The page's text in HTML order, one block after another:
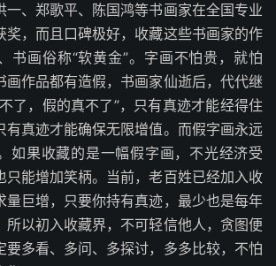
一、郑歌平、陈国鸿等书画家在全国专业
奖，而且口碑极好，收藏这些书画家的作
书画俗称“软黄金”。字画不怕贵，就怕
画作品都有造假，书画家仙逝后，代代继
了，假的真不了”，只有真迹才能经得住
有真迹才能确保无限增值。而假字画永远
如果收藏的是一幅假字画，不光经济受
只能增加笑柄。当前，老百姓已经加入收
量巨增，只要你持有真迹，最少也是每年
所以初入收藏界，不可轻信他人，贪图便
要多看、多问、多探讨，多多比较，不怕